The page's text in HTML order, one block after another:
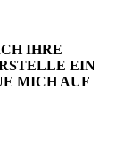
IHRE
EIN
MICH AUF